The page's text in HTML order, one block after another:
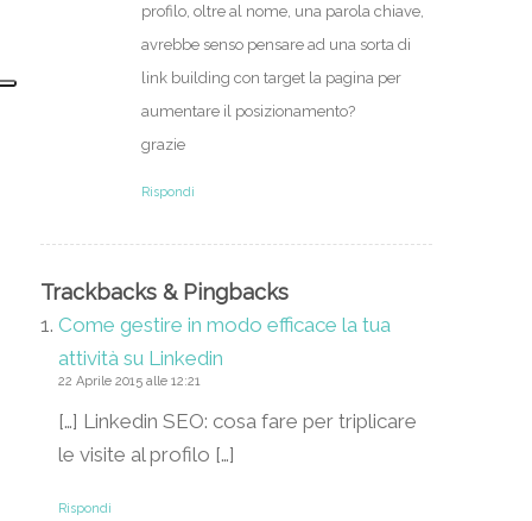
profilo, oltre al nome, una parola chiave,
avrebbe senso pensare ad una sorta di
link building con target la pagina per
aumentare il posizionamento?
grazie
Rispondi
Trackbacks & Pingbacks
Come gestire in modo efficace la tua
attività su Linkedin
22 Aprile 2015 alle 12:21
[…] Linkedin SEO: cosa fare per triplicare
le visite al profilo […]
Rispondi